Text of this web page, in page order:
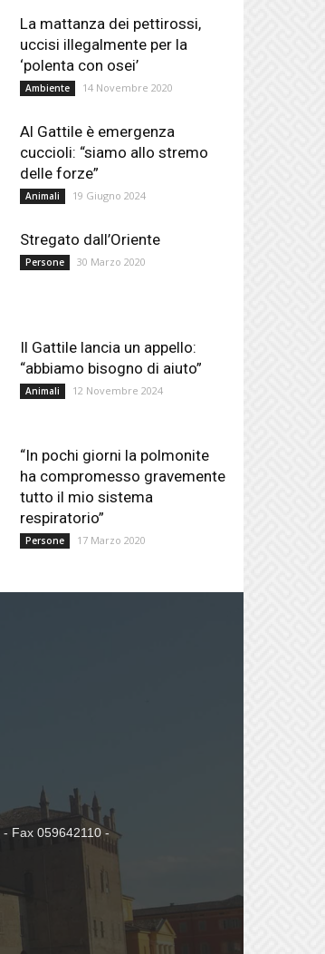
La mattanza dei pettirossi,
uccisi illegalmente per la
‘polenta con osei’
Ambiente 14 Novembre 2020
Al Gattile è emergenza
cuccioli: “siamo allo stremo
delle forze”
Animali 19 Giugno 2024
Stregato dall’Oriente
Persone 30 Marzo 2020
Il Gattile lancia un appello:
“abbiamo bisogno di aiuto”
Animali 12 Novembre 2024
“In pochi giorni la polmonite
ha compromesso gravemente
tutto il mio sistema
respiratorio”
Persone 17 Marzo 2020
- Fax 059642110 -